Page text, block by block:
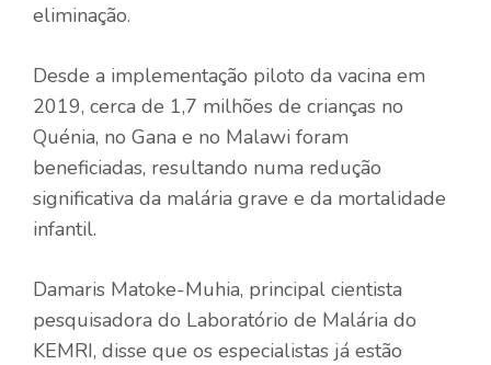
eliminação.
Desde a implementação piloto da vacina em
2019, cerca de 1,7 milhões de crianças no
Quénia, no Gana e no Malawi foram
beneficiadas, resultando numa redução
significativa da malária grave e da mortalidade
infantil.
Damaris Matoke-Muhia, principal cientista
pesquisadora do Laboratório de Malária do
KEMRI, disse que os especialistas já estão